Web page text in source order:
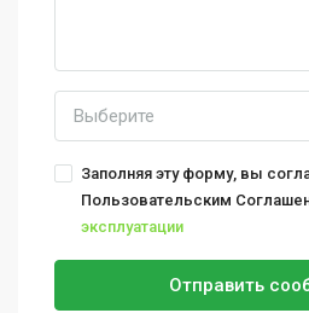
Выберите
Заполняя эту форму, вы
Пользовательским
эксплуатации
Отправить